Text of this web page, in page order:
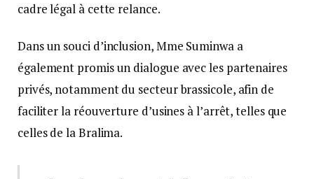
cadre légal à cette relance.
Dans un souci d’inclusion, Mme Suminwa a
également promis un dialogue avec les partenaires
privés, notamment du secteur brassicole, afin de
faciliter la réouverture d’usines à l’arrêt, telles que
celles de la Bralima.